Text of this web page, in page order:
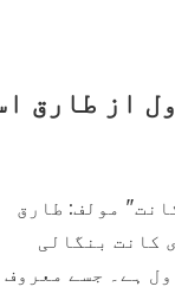
از طارق
مولف: طارق
کانت بنگالی
ہے۔ جسے معروف